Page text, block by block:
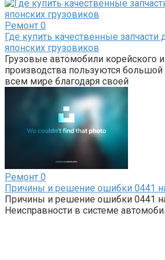
Ремонт 0
Где купить качественные запчасти
японских грузовиков
Грузовые автомобили корейского
производства пользуются
всем мире благодаря своей
Ремонт 0
Причины и решение ошибки 0441
Причины и решение ошибки 0441
Неисправности в системе